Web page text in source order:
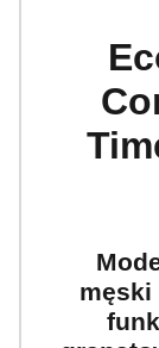
męski